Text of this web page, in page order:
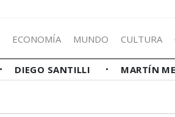
ECONOMÍA MUNDO CULTURA
DIEGO SANTILLI MARTÍN